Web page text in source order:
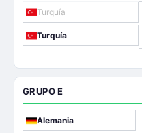
Turquía
Turquía
GRUPO E
Alemania